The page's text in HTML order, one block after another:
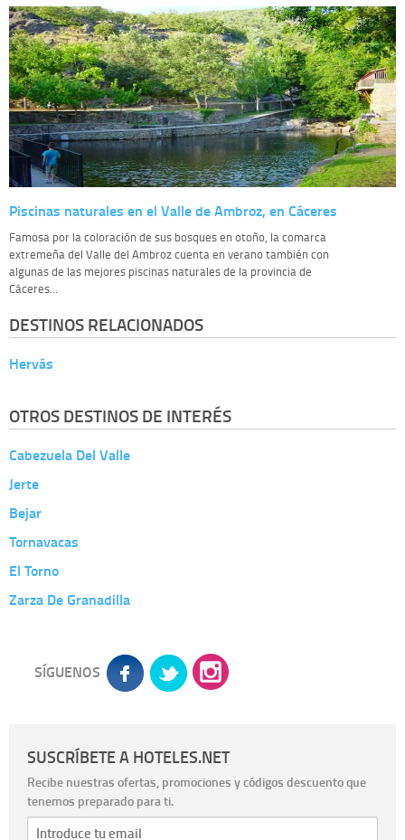
Piscinas naturales en el Valle de Ambroz, en Cáceres
Famosa por la coloración de sus bosques en otoño, la comarca
extremeña del Valle del Ambroz cuenta en verano también con
algunas de las mejores piscinas naturales de la provincia de
Cáceres...
DESTINOS RELACIONADOS
Hervás
OTROS DESTINOS DE INTERÉS
Cabezuela Del Valle
Jerte
Bejar
Tornavacas
El Torno
Zarza De Granadilla
SÍGUENOS
SUSCRÍBETE A HOTELES.NET
Recibe nuestras ofertas, promociones y códigos descuento que
tenemos preparado para ti.